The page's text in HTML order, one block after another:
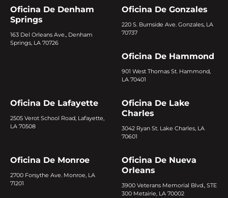
Oficina De Denham
Springs
163 Del Orleans Ave., Denham
Springs, LA 70726
Oficina De Gonzales
220 S. Burnside Ave. Gonzales, LA
70737
Oficina De Hammond
901 West Thomas St. Hammond,
LA 70401
Oficina De Lafayette
2505 Verot School Road, Lafayette,
LA 70508
Oficina De Lake
Charles
3042 Ryan St. Lake Charles, LA
70601
Oficina De Monroe
2700 Forsythe Ave. Monroe, LA
71201
Oficina De Nueva
Orleans
3900 Veterans Memorial Blvd., STE
300 Metairie, LA 70002